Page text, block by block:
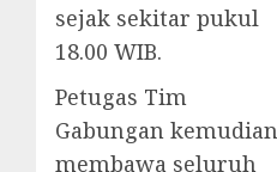
sejak sekitar pukul
18.00 WIB.
Petugas Tim
Gabungan kemudian
membawa seluruh